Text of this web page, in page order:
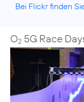
Bei Flickr finden
O2 5G Race